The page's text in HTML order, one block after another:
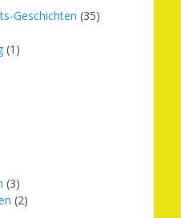
Geschichten (35)
(1)
(3)
(2)